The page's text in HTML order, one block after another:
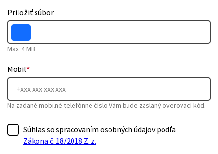
Priložiť súbor
Max. 4 MB
Mobil*
Na zadané mobilné telefónne číslo Vám bude zaslaný overovací kód.
Súhlas so spracovaním osobných údajov podľa
Zákona č. 18/2018 Z. z.